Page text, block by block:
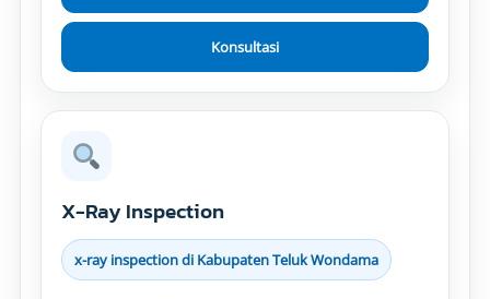
Konsultasi
X-Ray Inspection
x-ray inspection di Kabupaten Teluk Wondama